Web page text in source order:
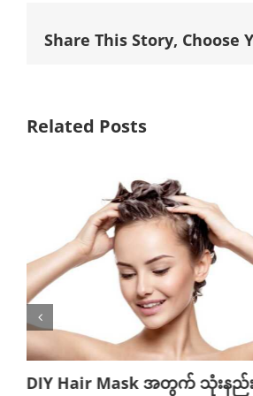
Share This Story, Choose
Related Posts
DIY Hair Mask အတွက် သုံးနည်